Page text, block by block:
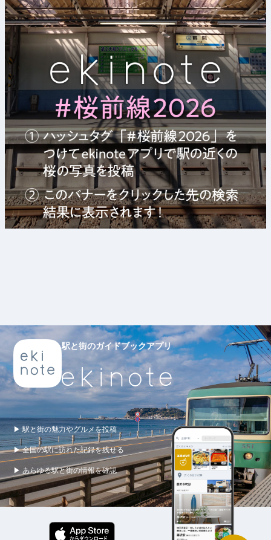
駅と街のガイドブックアプリ
▶ 駅と街の魅力やグルメを投稿
▶ 全国の駅に訪れた記録を残せる
▶ あらゆる駅と街の情報を確認